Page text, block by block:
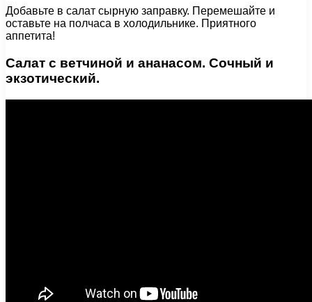
Добавьте в салат сырную заправку. Перемешайте и
оставьте на полчаса в холодильнике. Приятного
аппетита!
Салат с ветчиной и ананасом. Сочный и
экзотический.